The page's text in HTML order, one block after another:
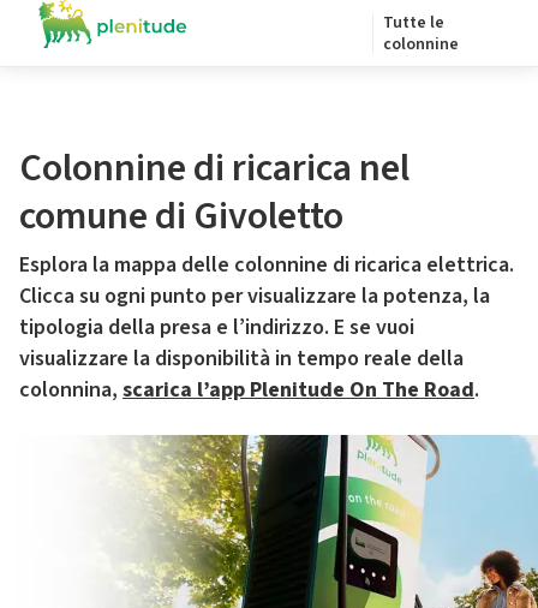
Tutte le
colonnine
Colonnine di ricarica nel
comune di Givoletto
Esplora la mappa delle colonnine di ricarica elettrica.
Clicca su ogni punto per visualizzare la potenza, la
tipologia della presa e l’indirizzo. E se vuoi
visualizzare la disponibilità in tempo reale della
colonnina, scarica l’app Plenitude On The Road.